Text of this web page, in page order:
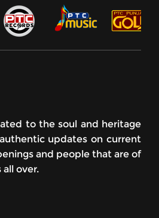
to the soul and heritage
updates on current
and people that are of
over.